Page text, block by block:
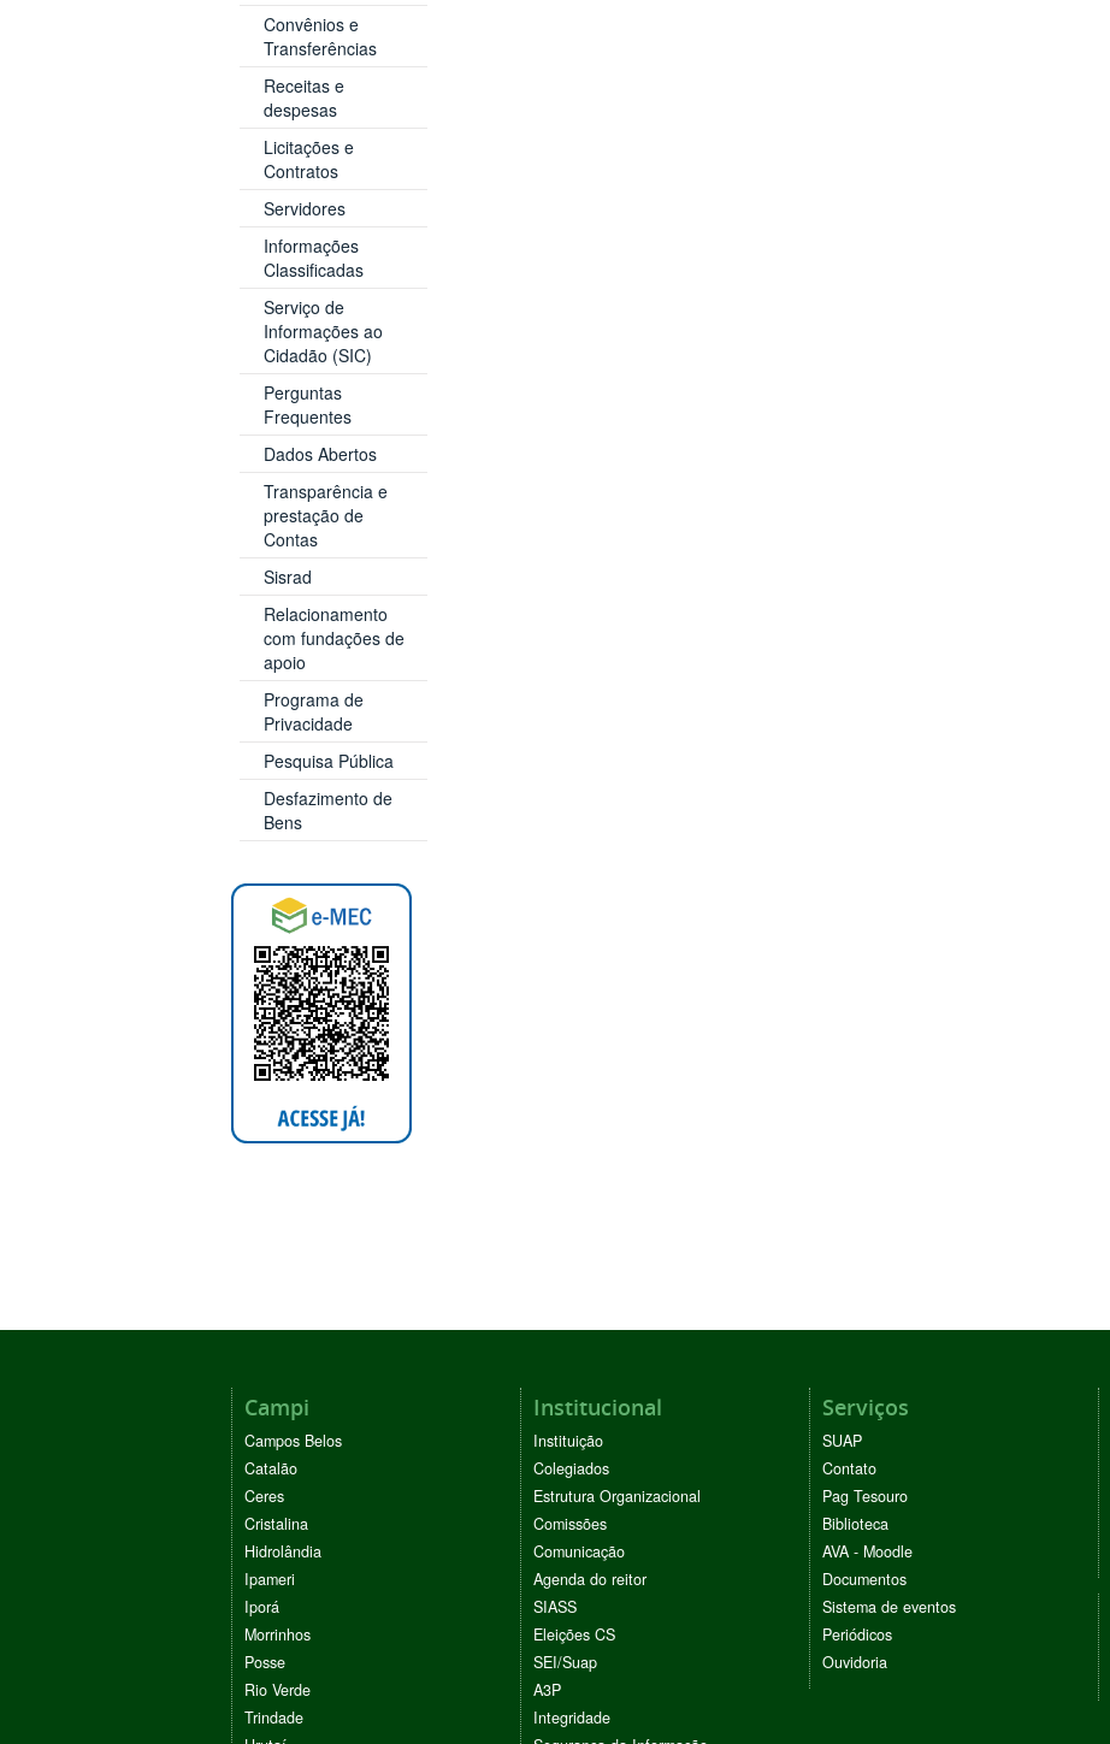
Convênios e
Transferências
Receitas e
despesas
Licitações e
Contratos
Servidores
Informações
Classificadas
Serviço de
Informações ao
Cidadão (SIC)
Perguntas
Frequentes
Dados Abertos
Transparência e
prestação de
Contas
Sisrad
Relacionamento
com fundações de
apoio
Programa de
Privacidade
Pesquisa Pública
Desfazimento de
Bens
Campi
Campos Belos
Catalão
Ceres
Cristalina
Hidrolândia
Ipameri
Iporá
Morrinhos
Posse
Rio Verde
Trindade
Institucional
Instituição
Colegiados
Estrutura Organizacional
Comissões
Comunicação
Agenda do reitor
SIASS
Eleições CS
SEI/Suap
A3P
Integridade
Serviços
SUAP
Contato
Pag Tesouro
Biblioteca
AVA - Moodle
Documentos
Sistema de eventos
Periódicos
Ouvidoria